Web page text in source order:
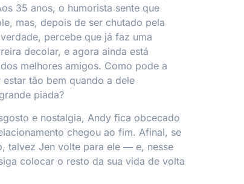
35 anos, o humorista sente que
mas, depois de ser chutado pela
percebe que já faz uma
decolar, e agora ainda está
melhores amigos. Como pode a
tão bem quando a dele
piada?
e nostalgia, Andy fica obcecado
chegou ao fim. Afinal, se
talvez Jen volte para ele ― e, nesse
colocar o resto da sua vida de volta